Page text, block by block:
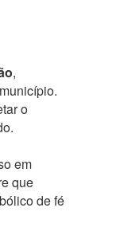
,
o
em
que
de fé